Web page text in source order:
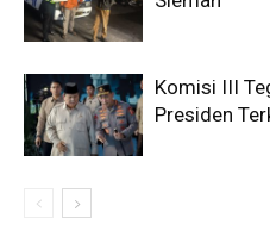
Komisi III
Presiden